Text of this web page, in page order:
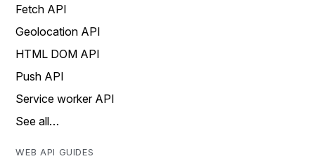
Fetch API
Geolocation API
HTML DOM API
Push API
Service worker API
See all…
WEB API GUIDES